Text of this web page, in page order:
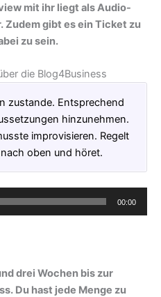
mit ihr liegt als Audio-
gibt es ein Ticket zu
zu sein.
die Blog4Business
zustande. Entsprechend
hinzunehmen.
improvisieren. Regelt
oben und höret.
00:00
drei Wochen bis zur
Du hast jede Menge zu